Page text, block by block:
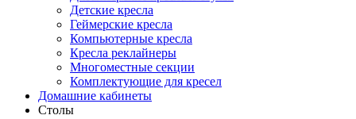
Детские кресла
Геймерские кресла
Компьютерные кресла
Кресла реклайнеры
Многоместные секции
Комплектующие для кресел
Домашние кабинеты
Столы